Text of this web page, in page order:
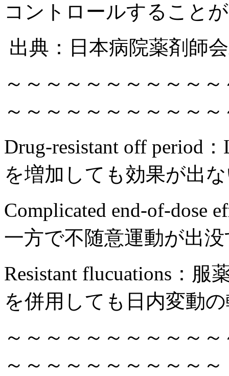
コントロールすること
出典：日本病院薬剤師
～～～～～～～～～～
～～～～～～～～～～
Drug-resistant off period
を増加しても効果が出
Complicated end-of-dose
一方で不随意運動が出
Resistant flucuations：
を併用しても日内変動
～～～～～～～～～～
～～～～～～～～～～～